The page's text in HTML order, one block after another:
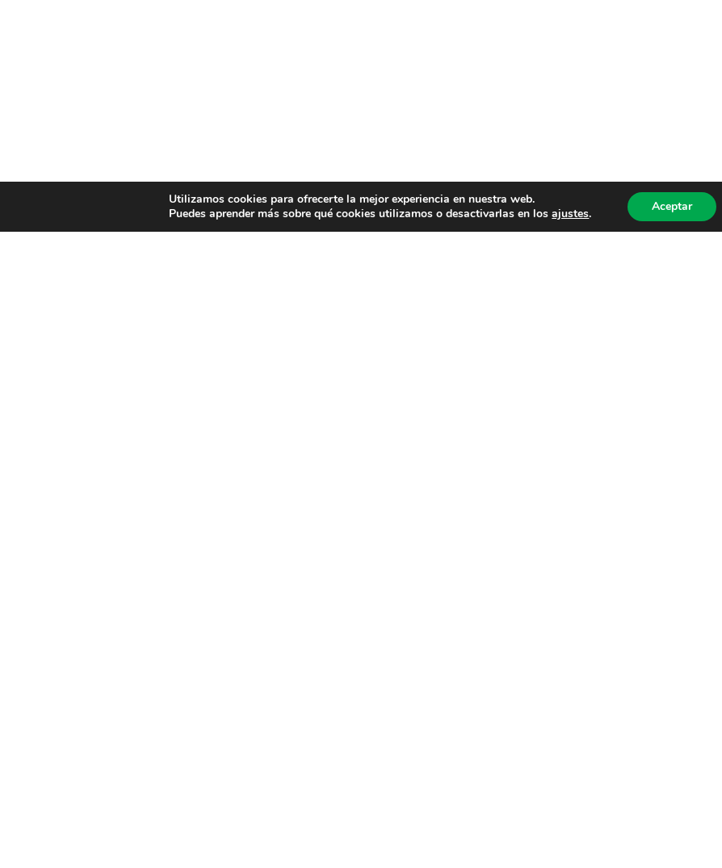
Utilizamos cookies para ofrecerte la mejor experiencia en nuestra web.
Puedes aprender más sobre qué cookies utilizamos o desactivarlas en losajustes. Aceptar